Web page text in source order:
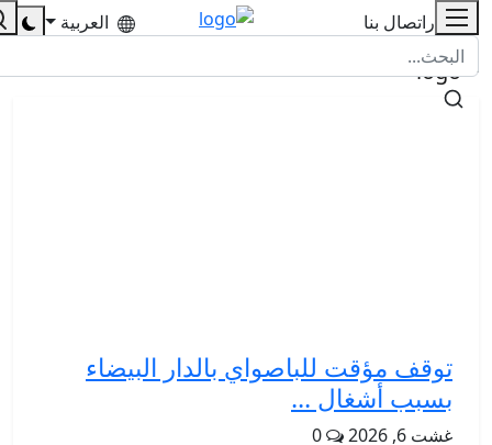
للإشهار اتصال بنا العربية
توقف مؤقت للباصواي بالدار البيضاء
بسبب أشغال ...
غشت 6, 2026 0